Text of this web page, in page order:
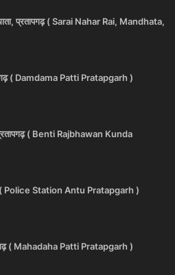
प्रतापगढ़ ( Sarai Nahar Rai, Mandhata,
( Damdama Patti Pratapgarh )
( Benti Rajbhawan Kunda
( Police Station Antu Pratapgarh )
( Mahadaha Patti Pratapgarh )